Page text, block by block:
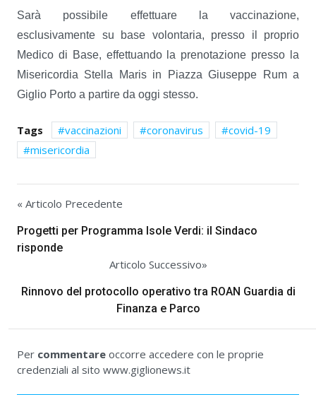
Sarà possibile effettuare la vaccinazione,
esclusivamente su base volontaria, presso il proprio
Medico di Base, effettuando la prenotazione presso la
Misericordia Stella Maris in Piazza Giuseppe Rum a
Giglio Porto a partire da oggi stesso.
Tags vaccinazioni coronavirus
covid-19
misericordia
« Articolo Precedente
Progetti per Programma Isole Verdi: il Sindaco
risponde
Articolo Successivo»
Rinnovo del protocollo operativo tra ROAN Guardia di
Finanza e Parco
Per commentare occorre accedere con le proprie
credenziali al sito www.giglionews.it